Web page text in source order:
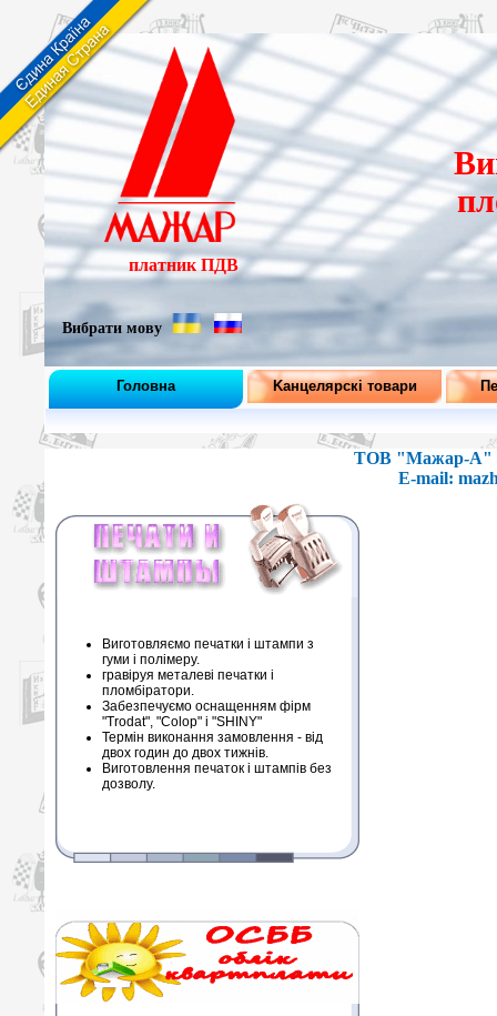
платник ПДВ
Вибрати мову
Головна Kанцелярскі товари
ТОВ "Мажар-А"
E-mail:
Виготовляємо печатки і штампи з
гуми і полімеру.
гравіруя металеві печатки і
пломбіратори.
Забезпечуємо оснащенням фірм
"Trodat", "Colop" і "SHINY"
Термін виконання замовлення - від
двох годин до двох тижнів.
Виготовлення печаток і штампів без
дозволу.